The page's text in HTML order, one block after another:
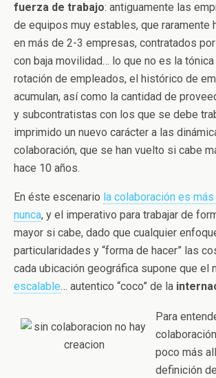
fuerza de trabajo: antiguamente las
de equipos muy estables, que raramente
en más de 2-3 empresas, contratados
con baja movilidad… lo que no es la tónica
rotación de empleados, el histórico de
acumulan, así como la cantidad de
y subcontratistas con los que se debe
imprimido un nuevo carácter a las
colaboración, que se han vuelto si cabe
hace 10 años.
En éste escenario la colaboración es
nunca, y el imperativo para trabajar de
mayor si cabe, dado que cualquier
particularidades y “forma de hacer” las
cada ubicación geográfica supone que el
escalable… autentico “coco” de la
Para
poco más
definición